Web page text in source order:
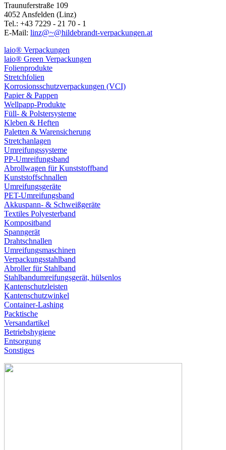
Traunuferstraße 109
4052 Ansfelden (Linz)
Tel.: +43 7229 - 21 70 - 1
E-Mail: linz@~@hildebrandt-verpackungen.at
laio® Verpackungen
laio® Green Verpackungen
Folienprodukte
Stretchfolien
Korrosionsschutzverpackungen (VCI)
Papier & Pappen
Wellpapp-Produkte
Füll- & Polstersysteme
Kleben & Heften
Paletten & Warensicherung
Stretchanlagen
Umreifungssysteme
PP-Umreifungsband
Abrollwagen für Kunststoffband
Kunststoffschnallen
Umreifungsgeräte
PET-Umreifungsband
Akkuspann- & Schweißgeräte
Textiles Polyesterband
Kompositband
Spanngerät
Drahtschnallen
Umreifungsmaschinen
Verpackungsstahlband
Abroller für Stahlband
Stahlbandumreifungsgerät, hülsenlos
Kantenschutzleisten
Kantenschutzwinkel
Container-Lashing
Packtische
Versandartikel
Betriebshygiene
Entsorgung
Sonstiges